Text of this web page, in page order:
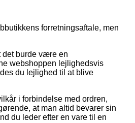
forretningsaftale, men
det burde være en
webshoppen lejlighedsvis
du lejlighed til at blive
i forbindelse med ordren,
at man altid bevarer sin
du leder efter en vare til en